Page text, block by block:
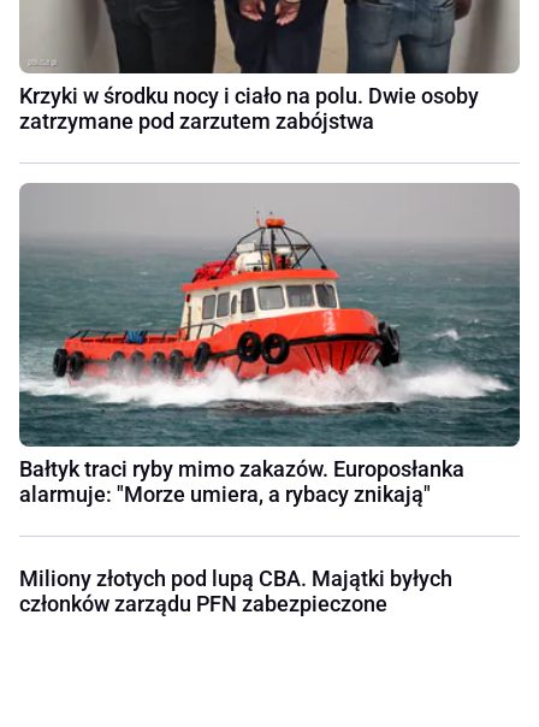
Krzyki w środku nocy i ciało na polu. Dwie osoby
zatrzymane pod zarzutem zabójstwa
Bałtyk traci ryby mimo zakazów. Europosłanka
alarmuje: "Morze umiera, a rybacy znikają"
Miliony złotych pod lupą CBA. Majątki byłych
członków zarządu PFN zabezpieczone